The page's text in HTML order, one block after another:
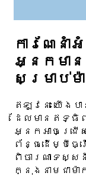
ការណែន
អ្នកមា
សម្រាប់
ឥឡូវនេះ យើង
ដែលមានឥទ្ធិ
អ្នកអាចជ្រ
ព័ន្ធដើម្បីធ្វ
ពិចារណាទ
ក្នុងនាមជា